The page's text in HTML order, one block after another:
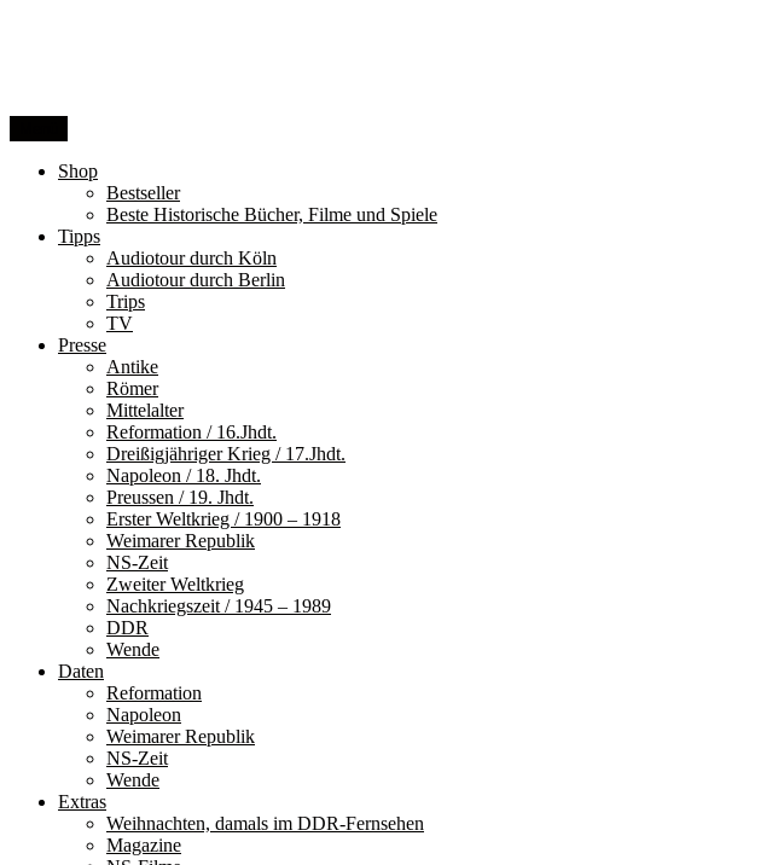
Shop
Bestseller
Beste Historische Bücher, Filme und Spiele
Tipps
Audiotour durch Köln
Audiotour durch Berlin
Trips
TV
Presse
Antike
Römer
Mittelalter
Reformation / 16.Jhdt.
Dreißigjähriger Krieg / 17.Jhdt.
Napoleon / 18. Jhdt.
Preussen / 19. Jhdt.
Erster Weltkrieg / 1900 – 1918
Weimarer Republik
NS-Zeit
Zweiter Weltkrieg
Nachkriegszeit / 1945 – 1989
DDR
Wende
Daten
Reformation
Napoleon
Weimarer Republik
NS-Zeit
Wende
Extras
Weihnachten, damals im DDR-Fernsehen
Magazine